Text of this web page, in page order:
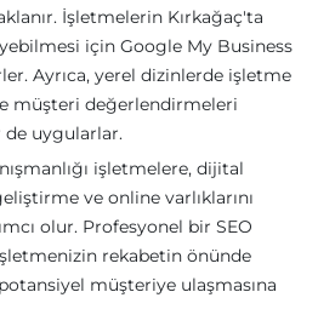
İşletmelerin Kırkağaç'ta
için Google My Business
Ayrıca, yerel dizinlerde işletme
müşteri değerlendirmeleri
uygularlar.
işletmelere, dijital
ve online varlıklarını
olur. Profesyonel bir SEO
rekabetin önünde
müşteriye ulaşmasına